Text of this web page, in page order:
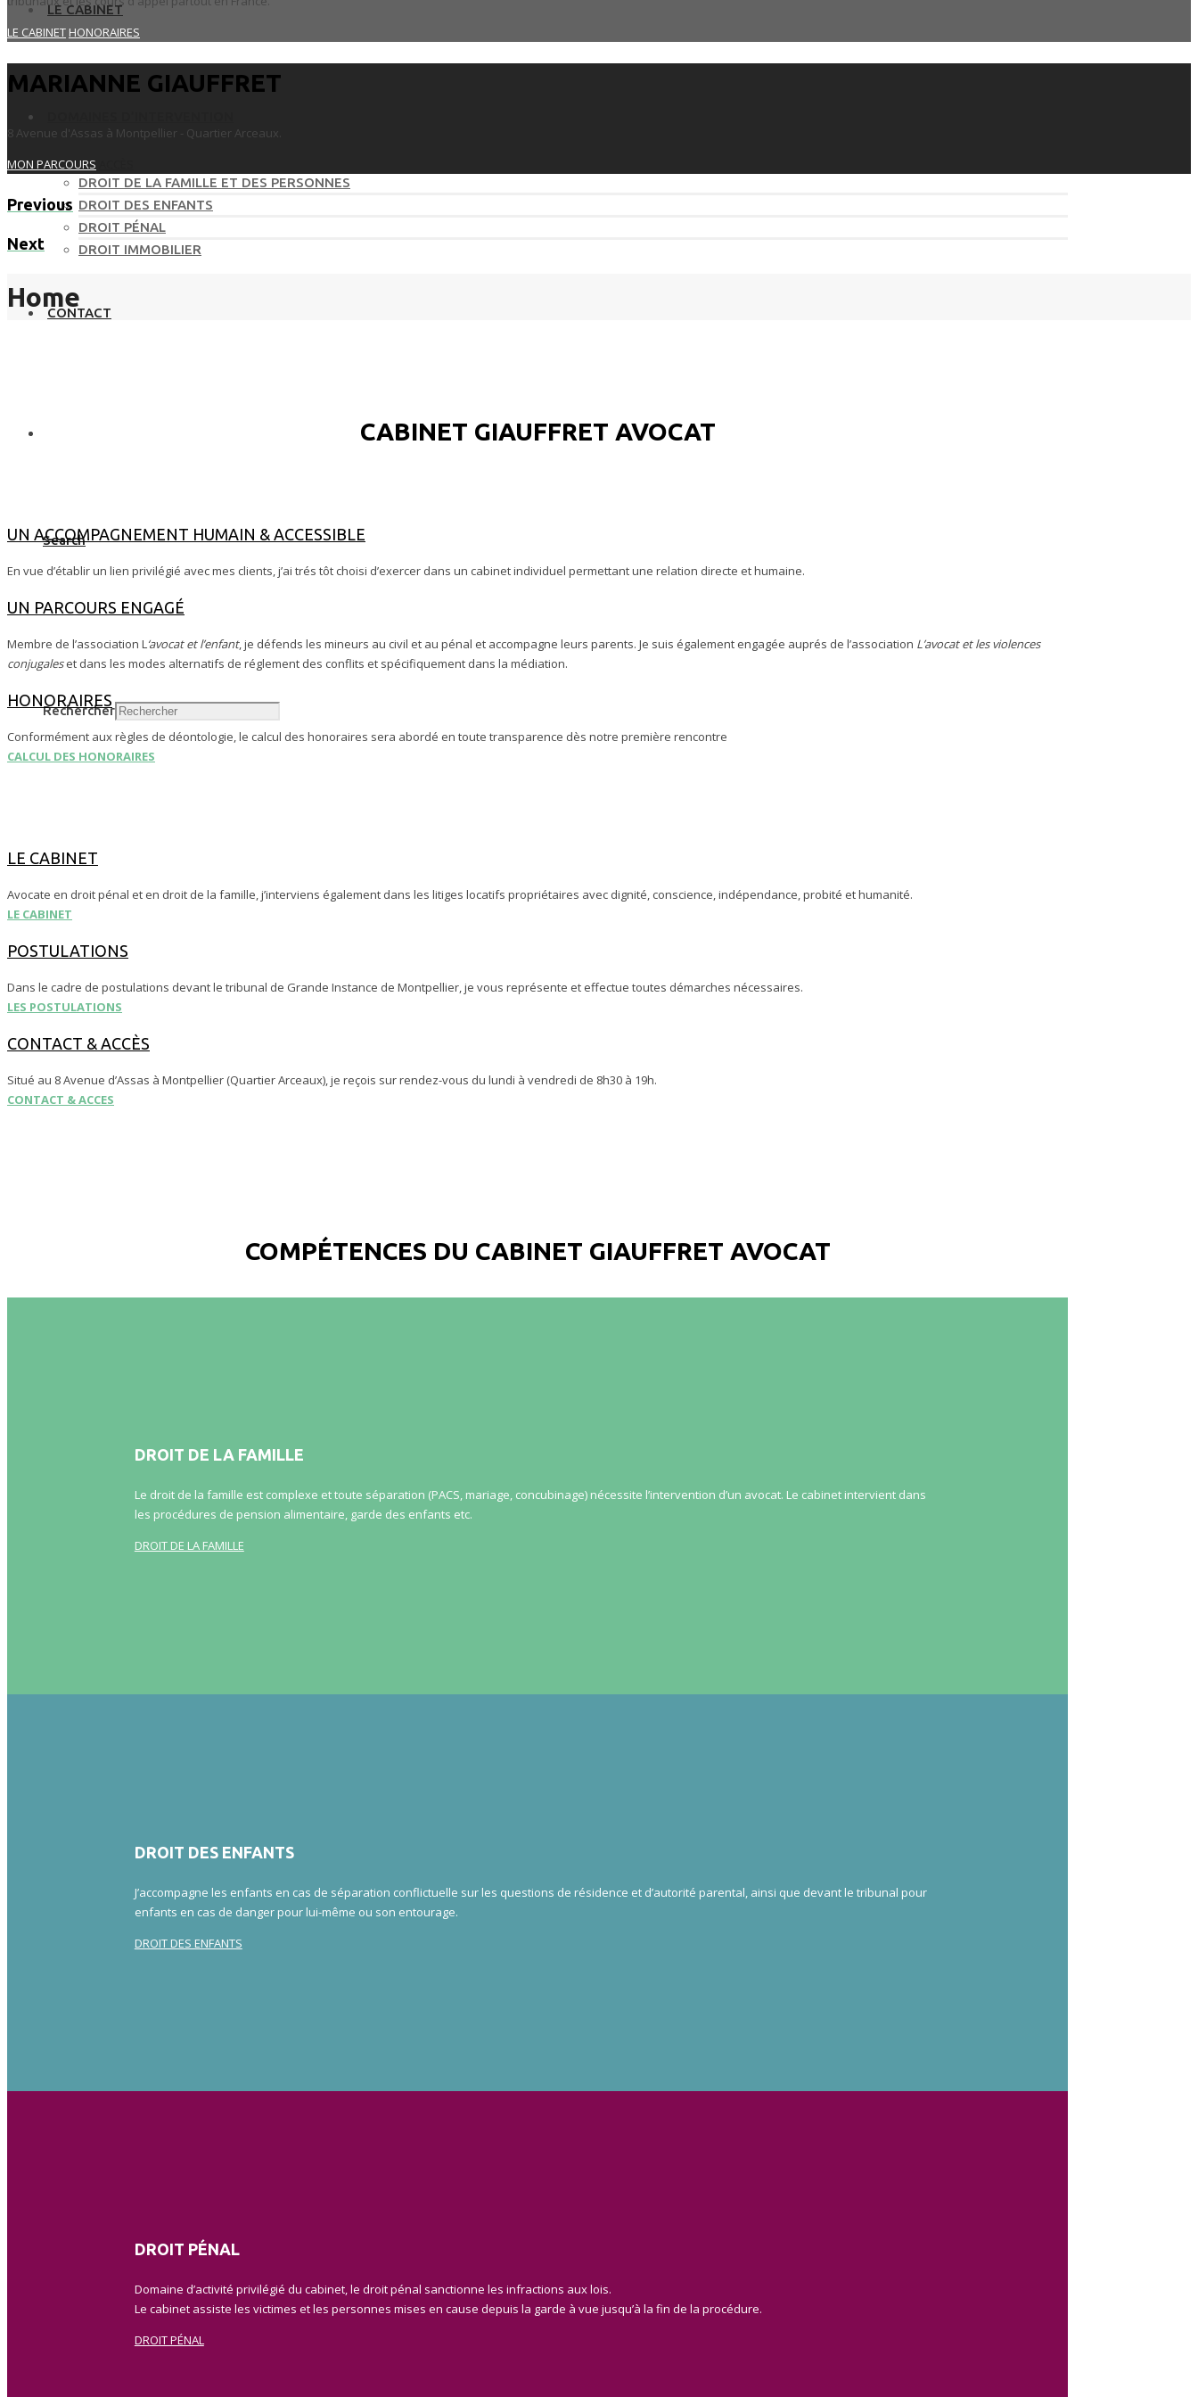
LE CABINET
DROIT DE LA FAMILLE ET DES PERSONNES
DROIT DES ENFANTS
DROIT PÉNAL
DROIT IMMOBILIER
CONTACT
Search
Rechercher
LE CABINET HONORAIRES
MARIANNE GIAUFFRET
8 Avenue d'Assas à Montpellier - Quartier Arceaux.
MON PARCOURS
Previous
Next
Home
CABINET GIAUFFRET AVOCAT
UN ACCOMPAGNEMENT HUMAIN & ACCESSIBLE
En vue d’établir un lien privilégié avec mes clients, j’ai trés tôt choisi d’exercer dans un cabinet individuel permettant une relation directe et humaine.
UN PARCOURS ENGAGÉ
Membre de l’association L‘avocat et l’enfant, je défends les mineurs au civil et au pénal et accompagne leurs parents. Je suis également engagée auprés de l’association L’avocat et les violences
conjugaleset dans les modes alternatifs de réglement des conflits et spécifiquement dans la médiation.
HONORAIRES
Conformément aux règles de déontologie, le calcul des honoraires sera abordé en toute transparence dès notre première rencontre
CALCUL DES HONORAIRES
LE CABINET
Avocate en droit pénal et en droit de la famille, j’interviens également dans les litiges locatifs propriétaires avec dignité, conscience, indépendance, probité et humanité.
LE CABINET
POSTULATIONS
Dans le cadre de postulations devant le tribunal de Grande Instance de Montpellier, je vous représente et effectue toutes démarches nécessaires.
LES POSTULATIONS
CONTACT & ACCÈS
Situé au 8 Avenue d’Assas à Montpellier (Quartier Arceaux), je reçois sur rendez-vous du lundi à vendredi de 8h30 à 19h.
CONTACT & ACCES
COMPÉTENCES DU CABINET GIAUFFRET AVOCAT
DROIT DE LA FAMILLE
Le droit de la famille est complexe et toute séparation (PACS, mariage, concubinage) nécessite l’intervention d’un avocat. Le cabinet intervient dans
les procédures de pension alimentaire, garde des enfants etc.
DROIT DE LA FAMILLE
DROIT DES ENFANTS
J’accompagne les enfants en cas de séparation conflictuelle sur les questions de résidence et d’autorité parental, ainsi que devant le tribunal pour
enfants en cas de danger pour lui-même ou son entourage.
DROIT DES ENFANTS
DROIT PÉNAL
Domaine d’activité privilégié du cabinet, le droit pénal sanctionne les infractions aux lois.
Le cabinet assiste les victimes et les personnes mises en cause depuis la garde à vue jusqu’à la fin de la procédure.
DROIT PÉNAL